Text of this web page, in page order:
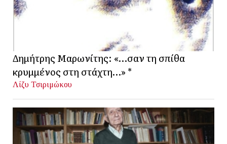
Δημήτρης Μαρωνίτης: «…σαν τη σπίθα
κρυμμένος στη στάχτη…» *
Λίζυ Τσιριμώκου